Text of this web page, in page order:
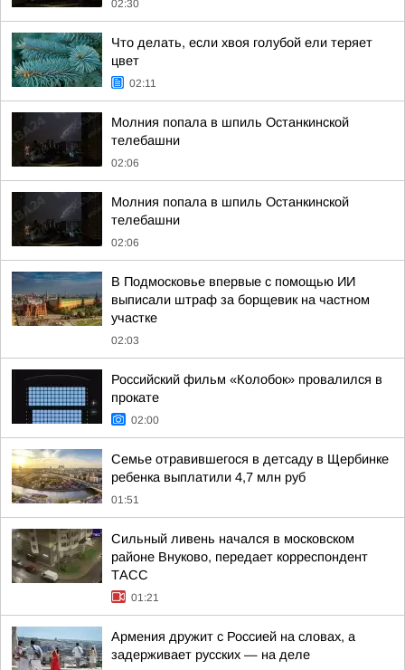
02:30
Что делать, если хвоя голубой ели теряет
цвет
02:11
Молния попала в шпиль Останкинской
телебашни
02:06
Молния попала в шпиль Останкинской
телебашни
02:06
В Подмосковье впервые с помощью ИИ
выписали штраф за борщевик на частном
участке
02:03
Российский фильм «Колобок» провалился в
прокате
02:00
Семье отравившегося в детсаду в Щербинке
ребенка выплатили 4,7 млн руб
01:51
Сильный ливень начался в московском
районе Внуково, передает корреспондент
ТАСС
01:21
Армения дружит с Россией на словах, а
задерживает русских — на деле